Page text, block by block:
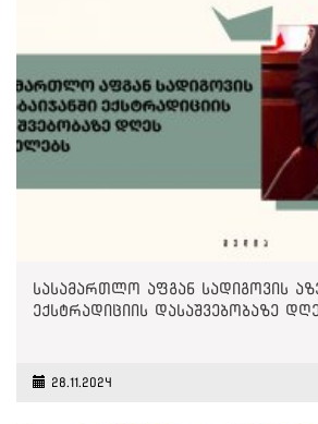
სასამართლო აფგან სადიგოვის
ექსტრადიციის დასაშვებობაზე
28.11.2024